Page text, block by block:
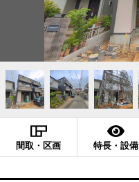
間取・区画 特長・設備